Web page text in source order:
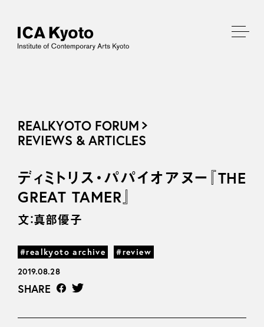
REALKYOTO FORUM
REVIEWS & ARTICLES
ディミトリス・パパイオアヌー『THE
GREAT TAMER』
文：真部優子
#realkyoto archive
#review
2019.08.28
SHARE